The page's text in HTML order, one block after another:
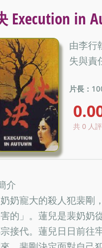
Execution in
由李行
失與責
片長：
共 0 人
介
奶寵大的殺人犯裴剛
的」。蓮兒是裴奶奶
接代。蓮兒日日前往